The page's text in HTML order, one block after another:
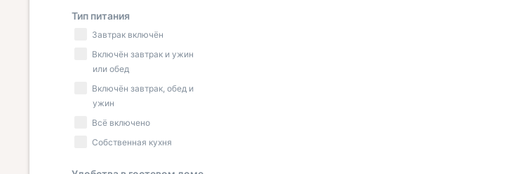
Тип питания
Завтрак включён
Включён завтрак и ужин
или обед
Включён завтрак, обед и
ужин
Всё включено
Собственная кухня